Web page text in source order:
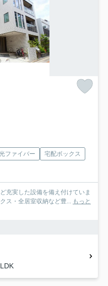
ファイバー
宅配ボックス
充実した設備を備え付けていま
ス・全居室収納など豊... もっと